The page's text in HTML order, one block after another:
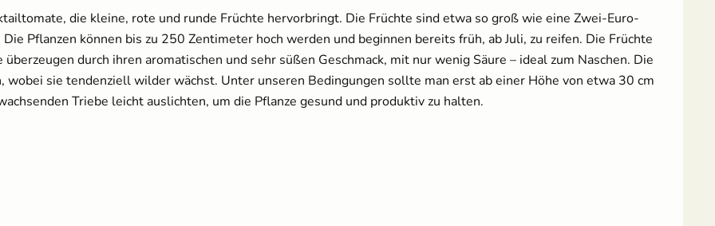
UVP 14,95 €
Anzuchtschalen Set
[Kunststoff] & Pikierstab
aus Holz
13,99 €
Anzuchtschalen Set &
Erdtopfpresse
[Kunststoff]
17,99 €
die kleine, rote und runde Früchte hervorbringt. Die Früchte sind etwa so groß wie eine Zwei-Euro-
Pflanzen können bis zu 250 Zentimeter hoch werden und beginnen bereits früh, ab Juli, zu reifen. Die Früchte
durch ihren aromatischen und sehr süßen Geschmack, mit nur wenig Säure – ideal zum Naschen. Die
sie tendenziell wilder wächst. Unter unseren Bedingungen sollte man erst ab einer Höhe von etwa 30 cm
Triebe leicht auslichten, um die Pflanze gesund und produktiv zu halten.